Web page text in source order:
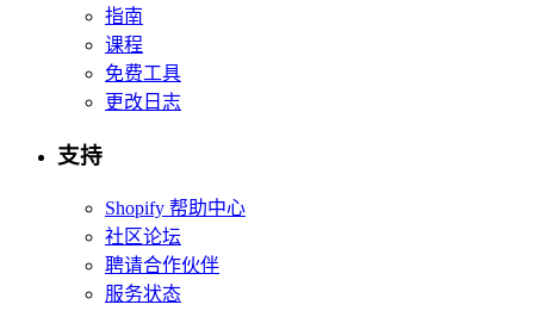
指南
课程
免费工具
更改日志
支持
Shopify 帮助中心
社区论坛
聘请合作伙伴
服务状态